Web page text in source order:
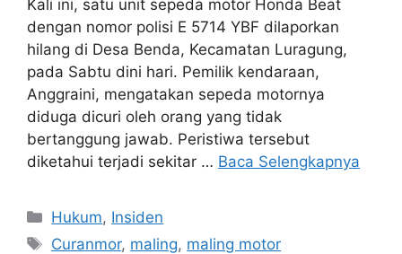
Kali ini, satu unit sepeda motor Honda Beat
dengan nomor polisi E 5714 YBF dilaporkan
hilang di Desa Benda, Kecamatan Luragung,
pada Sabtu dini hari. Pemilik kendaraan,
Anggraini, mengatakan sepeda motornya
diduga dicuri oleh orang yang tidak
bertanggung jawab. Peristiwa tersebut
diketahui terjadi sekitar … Baca Selengkapnya
Kategori
Hukum, Insiden
Tag
Curanmor, maling, maling motor